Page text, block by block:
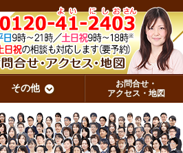
その他
お問合せ・
アクセス・地図